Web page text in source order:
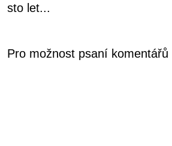
sto let...
Pro možnost psaní komentářů